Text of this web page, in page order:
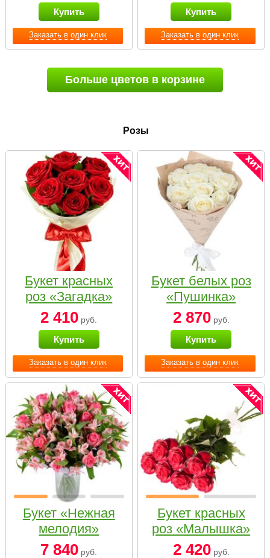
Заказать в один клик
Купить
Заказать в один клик
Купить
Больше цветов в корзине
Розы
Заказать в один клик
Букет красных
роз «Загадка»
2 410 руб.
Купить
Заказать в один клик
Букет белых роз
«Пушинка»
2 870руб.
Купить
Букет «Нежная
мелодия»
7 840 руб.
Букет красных
роз «Малышка»
2 420руб.